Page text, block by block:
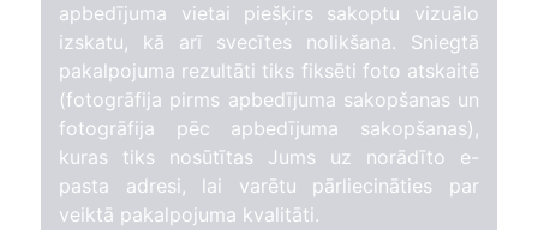
apbedījuma vietai piešķirs sakoptu vizuālo
izskatu, kā arī svecītes nolikšana. Sniegtā
pakalpojuma rezultāti tiks fiksēti foto atskaitē
(fotogrāfija pirms apbedījuma sakopšanas un
fotogrāfija pēc apbedījuma sakopšanas),
kuras tiks nosūtītas Jums uz norādīto e-
pasta adresi, lai varētu pārliecināties par
veiktā pakalpojuma kvalitāti.